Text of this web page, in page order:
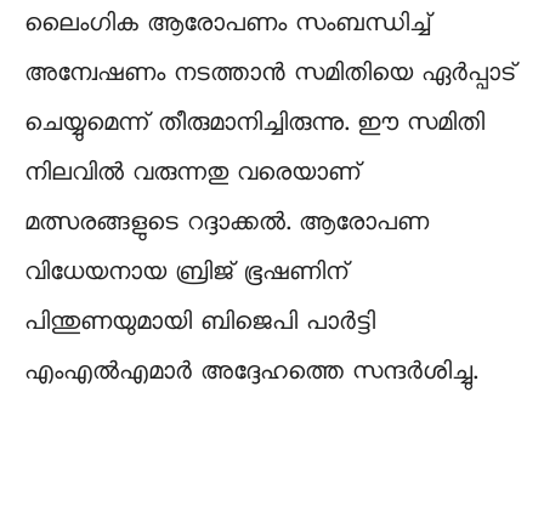
ലൈംഗിക ആരോപണം സംബന്ധിച്ച്
അന്വേഷണം നടത്താൻ സമിതിയെ ഏർപ്പാട്
ചെയ്യുമെന്ന് തീരുമാനിച്ചിരുന്നു. ഈ സമിതി
നിലവിൽ വരുന്നതു വരെയാണ്
മത്സരങ്ങളുടെ റദ്ദാക്കൽ. ആരോപണ
വിധേയനായ ബ്രിജ് ഭൂഷണിന്
പിന്തുണയുമായി ബിജെപി പാർട്ടി
എംഎൽഎമാർ അദ്ദേഹത്തെ സന്ദർശിച്ചു.